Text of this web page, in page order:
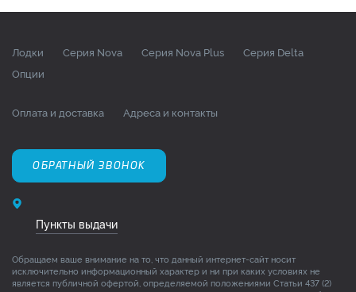
Лодки Серия Nova Серия Nova Plus
Серия Delta
Опции
Оплата и доставка Адреса и контакты
ОБРАТНЫЙ ЗВОНОК
Пункты выдачи
Обращаем ваше внимание на то, что данный интернет-сайт носит
исключительно информационный характер и ни при каких условиях не
является публичной офертой, определяемой положениями Статьи 437 (2)